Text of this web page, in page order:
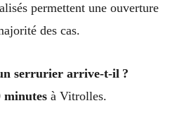
permettent une ouverture
des cas.
serrurier arrive-t-il ?
minutesà Vitrolles.